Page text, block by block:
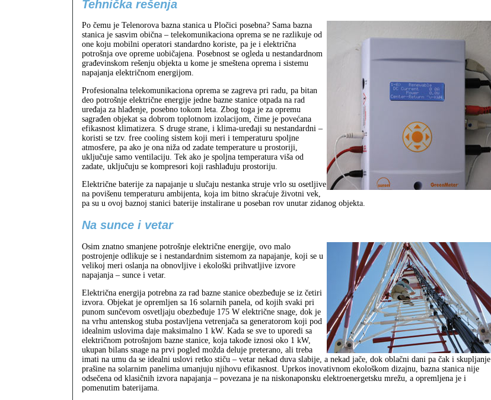
Tehnička rešenja
Po čemu je Telenorova bazna stanica u Pločici posebna? Sama bazna
stanica je sasvim obična – telekomunikaciona oprema se ne razlikuje od
one koju mobilni operatori standardno koriste, pa je i električna
potrošnja ove opreme uobičajena. Posebnost se ogleda u nestandardnom
građevinskom rešenju objekta u kome je smeštena oprema i sistemu
napajanja električnom energijom.
Profesionalna telekomunikaciona oprema se zagreva pri radu, pa bitan
deo potrošnje električne energije jedne bazne stanice otpada na rad
uređaja za hlađenje, posebno tokom leta. Zbog toga je za opremu
sagrađen objekat sa dobrom toplotnom izolacijom, čime je povećana
efikasnost klimatizera. S druge strane, i klima‑uređaji su nestandardni –
koristi se tzv. free cooling sistem koji meri i temperaturu spoljne
atmosfere, pa ako je ona niža od zadate temperature u prostoriji,
uključuje samo ventilaciju. Tek ako je spoljna temperatura viša od
zadate, uključuju se kompresori koji rashlađuju prostoriju.
Električne baterije za napajanje u slučaju nestanka struje vrlo su osetljive
na povišenu temperaturu ambijenta, koja im bitno skraćuje životni vek,
pa su u ovoj baznoj stanici baterije instalirane u poseban rov unutar zidanog objekta.
Na sunce i vetar
Osim znatno smanjene potrošnje električne energije, ovo malo
postrojenje odlikuje se i nestandardnim sistemom za napajanje, koji se u
velikoj meri oslanja na obnovljive i ekološki prihvatljive izvore
napajanja – sunce i vetar.
Električna energija potrebna za rad bazne stanice obezbeđuje se iz četiri
izvora. Objekat je opremljen sa 16 solarnih panela, od kojih svaki pri
punom sunčevom osvetljaju obezbeđuje 175 W električne snage, dok je
na vrhu antenskog stuba postavljena vetrenjača sa generatorom koji pod
idealnim uslovima daje maksimalno 1 kW. Kada se sve to uporedi sa
električnom potrošnjom bazne stanice, koja takođe iznosi oko 1 kW,
ukupan bilans snage na prvi pogled možda deluje preterano, ali treba
imati na umu da se idealni uslovi retko stiču – vetar nekad duva slabije, a nekad jače, dok oblačni dani pa čak i skupljanje
prašine na solarnim panelima umanjuju njihovu efikasnost. Uprkos inovativnom ekološkom dizajnu, bazna stanica nije
odsečena od klasičnih izvora napajanja – povezana je na niskonaponsku elektroenergetsku mrežu, a opremljena je i
pomenutim baterijama.